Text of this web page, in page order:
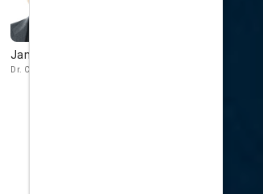
Jamie Kennedy
Dr. Callahan